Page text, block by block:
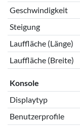
Geschwindigkeit
Steigung
Lauffläche (Länge)
Lauffläche (Breite)
Konsole
Displaytyp
Benutzerprofile